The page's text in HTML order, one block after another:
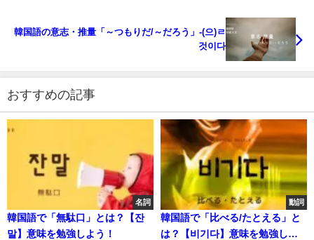
韓国語の意志・推量「～つもりだ/～だろう」-(으)ㄹ
것이다
おすすめの記事
名詞
韓国語で「無駄口」とは？【잔
말】意味を勉強しよう！
動詞
韓国語で「比べる/たとえる」と
は？【비기다】意味を勉強しよ